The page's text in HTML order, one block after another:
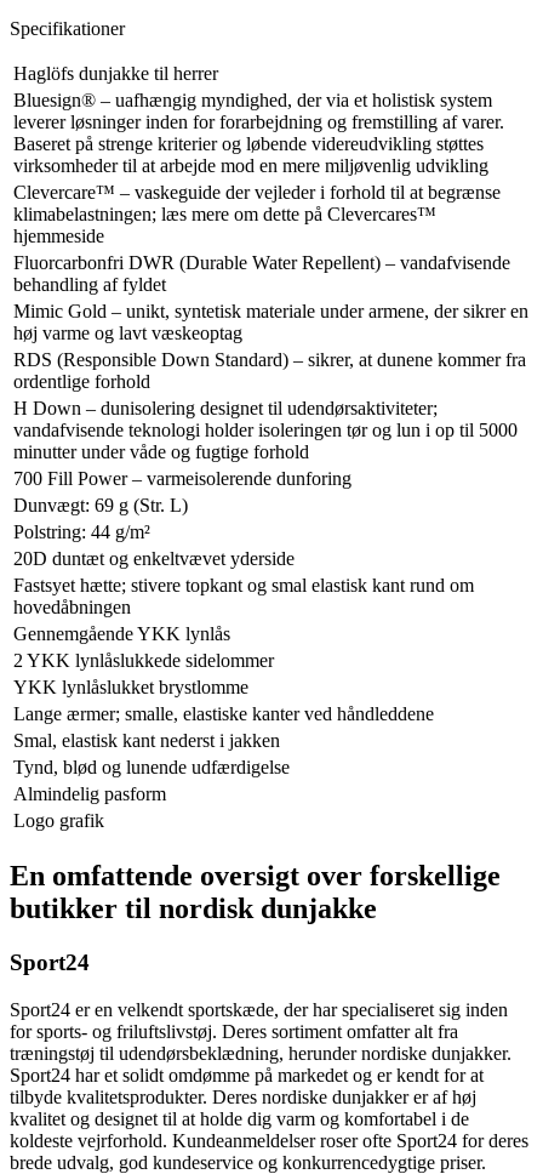
Specifikationer
Haglöfs dunjakke til herrer
Bluesign® – uafhængig myndighed, der via et holistisk system
leverer løsninger inden for forarbejdning og fremstilling af varer.
Baseret på strenge kriterier og løbende videreudvikling støttes
virksomheder til at arbejde mod en mere miljøvenlig udvikling
Clevercare™ – vaskeguide der vejleder i forhold til at begrænse
klimabelastningen; læs mere om dette på Clevercares™
hjemmeside
Fluorcarbonfri DWR (Durable Water Repellent) – vandafvisende
behandling af fyldet
Mimic Gold – unikt, syntetisk materiale under armene, der sikrer en
høj varme og lavt væskeoptag
RDS (Responsible Down Standard) – sikrer, at dunene kommer fra
ordentlige forhold
H Down – dunisolering designet til udendørsaktiviteter;
vandafvisende teknologi holder isoleringen tør og lun i op til 5000
minutter under våde og fugtige forhold
700 Fill Power – varmeisolerende dunforing
Dunvægt: 69 g (Str. L)
Polstring: 44 g/m²
20D duntæt og enkeltvævet yderside
Fastsyet hætte; stivere topkant og smal elastisk kant rund om
hovedåbningen
Gennemgående YKK lynlås
2 YKK lynlåslukkede sidelommer
YKK lynlåslukket brystlomme
Lange ærmer; smalle, elastiske kanter ved håndleddene
Smal, elastisk kant nederst i jakken
Tynd, blød og lunende udfærdigelse
Almindelig pasform
Logo grafik
En omfattende oversigt over forskellige
butikker til nordisk dunjakke
Sport24
Sport24 er en velkendt sportskæde, der har specialiseret sig inden
for sports- og friluftslivstøj. Deres sortiment omfatter alt fra
træningstøj til udendørsbeklædning, herunder nordiske dunjakker.
Sport24 har et solidt omdømme på markedet og er kendt for at
tilbyde kvalitetsprodukter. Deres nordiske dunjakker er af høj
kvalitet og designet til at holde dig varm og komfortabel i de
koldeste vejrforhold. Kundeanmeldelser roser ofte Sport24 for deres
brede udvalg, god kundeservice og konkurrencedygtige priser.